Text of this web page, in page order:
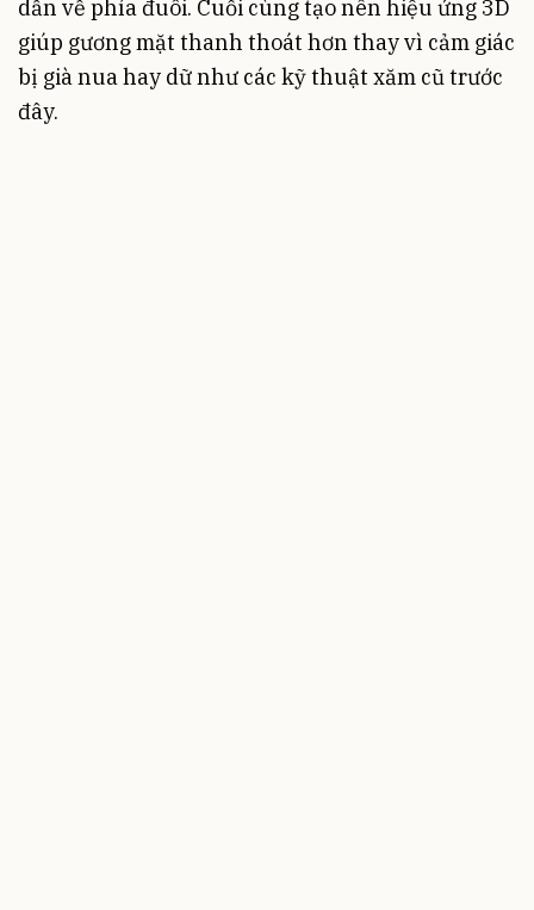
dần về phía đuôi. Cuối cùng tạo nên hiệu ứng 3D
giúp gương mặt thanh thoát hơn thay vì cảm giác
bị già nua hay dữ như các kỹ thuật xăm cũ trước
đây.